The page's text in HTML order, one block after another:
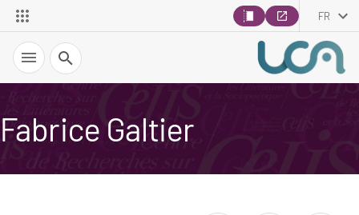
FR
Recherche
Fabrice Galtier